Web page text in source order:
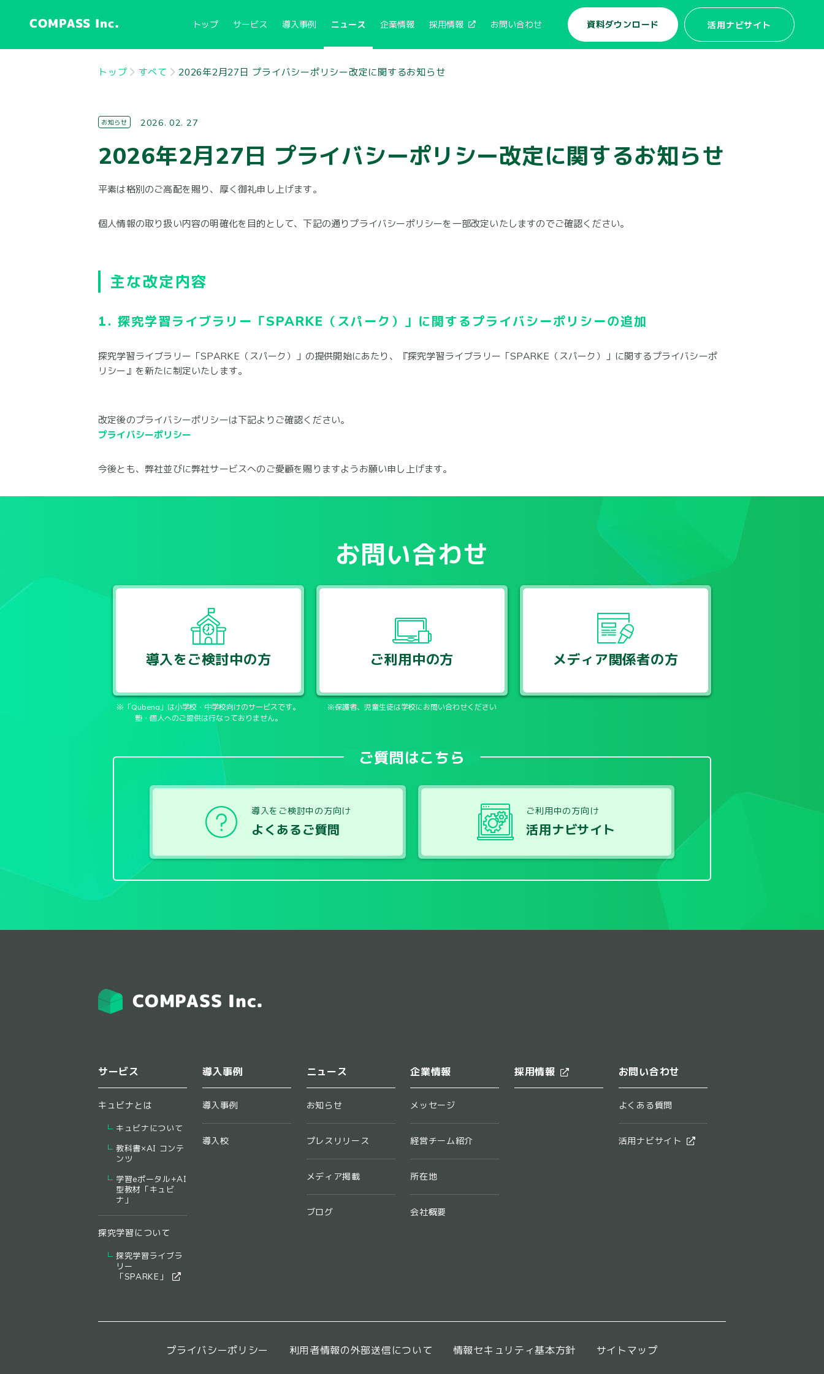
COMPASS Inc. トップ サービス 導入事例 ニュース 企業情報 採用情報 お問い合わせ 活用ナビサイト
資料ダウンロード
トップ すべて 2026年2月27日 プライバシーポリシー改定に関するお知らせ
お知らせ 2026. 02. 27
2026年2月27日 プライバシーポリシー改定に関するお知らせ
平素は格別のご高配を賜り、厚く御礼申し上げます。
個人情報の取り扱い内容の明確化を目的として、下記の通りプライバシーポリシーを一部改定いたしますのでご確認ください。
主な改定内容
1. 探究学習ライブラリー「SPARKE（スパーク）」に関するプライバシーポリシーの追加
探究学習ライブラリー「SPARKE（スパーク）」の提供開始にあたり、『探究学習ライブラリー「SPARKE（スパーク）」に関するプライバシーポ
リシー』を新たに制定いたします。
改定後のプライバシーポリシーは下記よりご確認ください。
プライバシーポリシー
今後とも、弊社並びに弊社サービスへのご愛顧を賜りますようお願い申し上げます。
お問い合わせ
導入をご検討中の方
※「Qubena」は小学校・中学校向けのサービスです。
塾・個人へのご提供は行なっておりません。
ご利用中の方
※保護者、児童生徒は学校にお問い合わせください
メディア関係者の方
ご質問はこちら
導入をご検討中の方向け
よくあるご質問
ご利用中の方向け
活用ナビサイト
COMPASS Inc.
サービス
キュビナとは
キュビナについて
教科書×AI コンテ
ンツ
学習eポータル+AI
型教材「キュビ
ナ」
探究学習について
探究学習ライブラ
リー
​「SPARKE」​
導入事例
導入事例
導入校
ニュース
お知らせ
プレスリリース
メディア掲載
ブログ
企業情報
メッセージ
経営チーム紹介
所在地
会社概要
採用情報 お問い合わせ
よくある質問
活用ナビサイト
プライバシーポリシー 利用者情報の外部送信について 情報セキュリティ基本方針 サイトマップ